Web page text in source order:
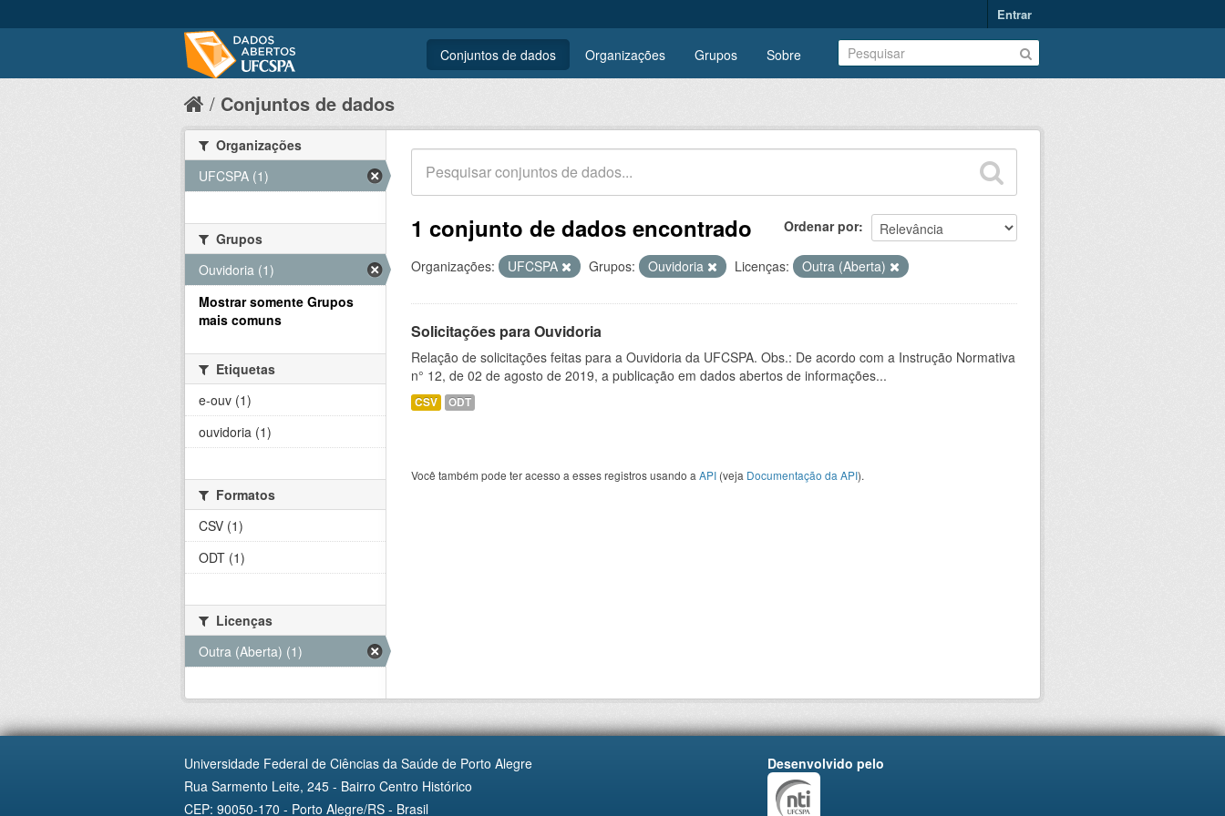
Entrar
Conjuntos de dados Organizações Grupos Sobre
Conjuntos de dados
Ordenar por
1 conjunto de dados encontrado
Organizações: UFCSPA Grupos: Ouvidoria Licenças: Outra (Aberta)
Solicitações para Ouvidoria
Relação de solicitações feitas para a Ouvidoria da UFCSPA. Obs.: De acordo com a Instrução Normativa
n° 12, de 02 de agosto de 2019, a publicação em dados abertos de informações...
CSV ODT
Você também pode ter acesso a esses registros usando a API (veja Documentação da API).
Organizações
UFCSPA (1)
Grupos
Ouvidoria (1)
Mostrar somente Grupos
mais comuns
Etiquetas
e-ouv (1)
ouvidoria (1)
Formatos
CSV (1)
ODT (1)
Licenças
Outra (Aberta) (1)
Universidade Federal de Ciências da Saúde de Porto Alegre
Rua Sarmento Leite, 245 - Bairro Centro Histórico
CEP: 90050-170 - Porto Alegre/RS - Brasil
Desenvolvido pelo